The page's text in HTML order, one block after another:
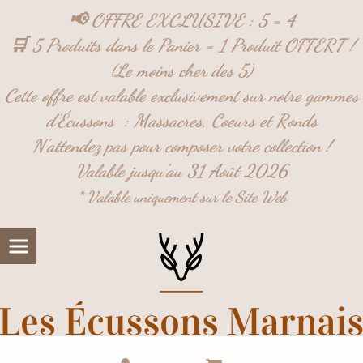
📢 OFFRE EXCLUSIVE : 5 = 4
🛒 5 Produits dans le Panier = 1 Produit OFFERT !
(Le moins cher des 5)
Cette offre est valable exclusivement sur notre gammes
d'Écussons :Massacres, Coeurs etRonds
N'attendez pas pour composer votre collection !
Valable jusqu'au 31 Août 2026
* Valable uniquement sur le Site Web